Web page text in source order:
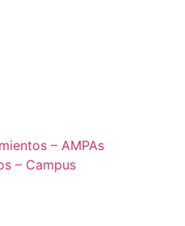
– AMPAs
– Campus